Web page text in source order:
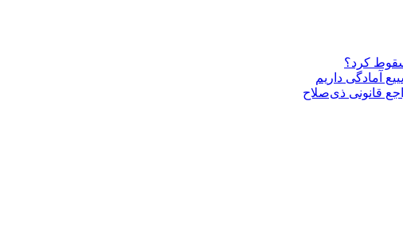
سقوط کرد؟
آمادگی داریم
قانونی ذی‌‏صلاح